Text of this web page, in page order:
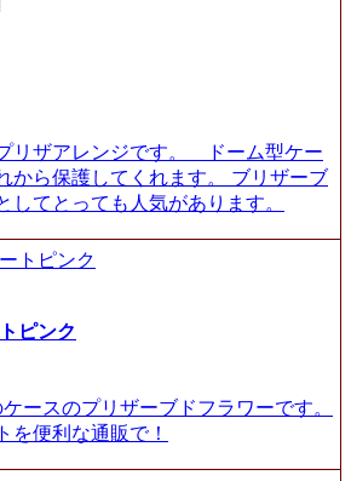
リザアレンジです。 ドーム型ケー
から保護してくれます。 ブリザーブ
してとっても人気があります。
ピンク
ースのプリザーブドフラワーです。
を便利な通販で！